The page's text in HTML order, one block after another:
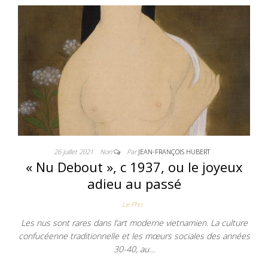
26 juillet 2021 Non ParJEAN-FRANÇOIS HUBERT
« Nu Debout », c 1937, ou le joyeux
adieu au passé
Le Pho
Les nus sont rares dans l’art moderne vietnamien. La culture
confucéenne traditionnelle et les mœurs sociales des années
30-40, au…